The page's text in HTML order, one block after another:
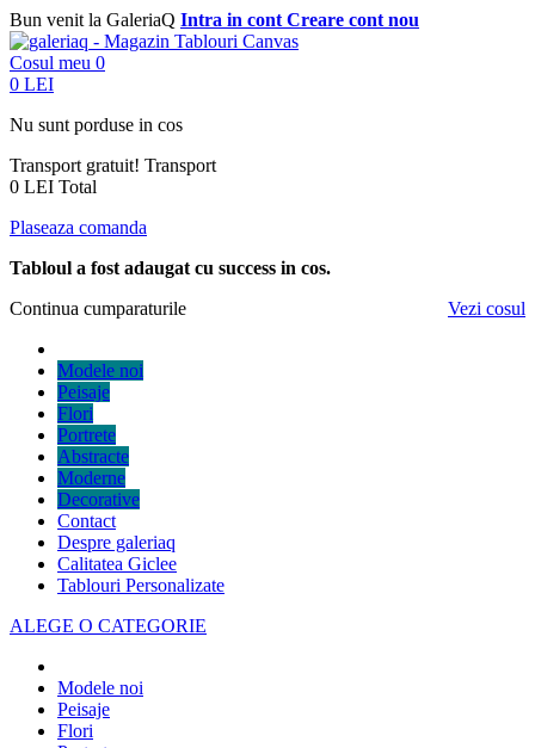
Bun venit la GaleriaQ Intra in cont Creare cont nou
Cosul meu 0
0 LEI
Nu sunt porduse in cos
Transport gratuit! Transport
0 LEI Total
Plaseaza comanda
Tabloul a fost adaugat cu success in cos.
Continua cumparaturile
Vezi cosul
Modele noi
Peisaje
Flori
Portrete
Abstracte
Moderne
Decorative
Contact
Despre galeriaq
Calitatea Giclee
Tablouri Personalizate
ALEGE O CATEGORIE
Modele noi
Peisaje
Flori